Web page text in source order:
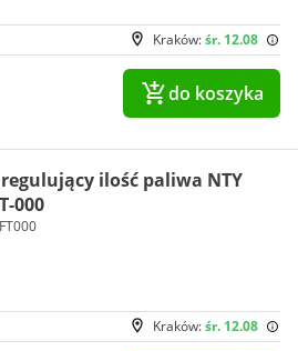
Kraków:śr. 12.08
do koszyka
ilość paliwa NTY
000
Kraków:śr. 12.08